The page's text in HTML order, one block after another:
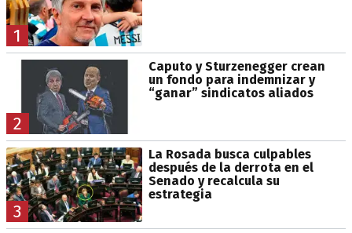
1
2
Caputo y Sturzenegger crean
un fondo para indemnizar y
“ganar” sindicatos aliados
3
La Rosada busca culpables
después de la derrota en el
Senado y recalcula su
estrategia